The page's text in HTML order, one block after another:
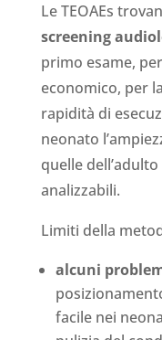
Le TEOAEs
screening
primo esame,
economico, per
rapidità di
neonato
quelle
analizzabili.
Limiti della
alcuni
facile nei